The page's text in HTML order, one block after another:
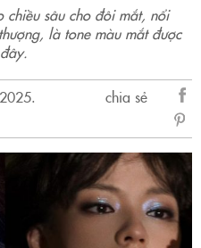
chiều sâu cho đôi mắt, nổi
là tone màu mắt được
chia sẻ
sẻ